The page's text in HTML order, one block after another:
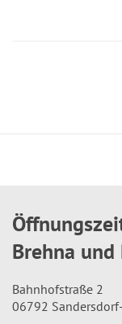
Brehna und
Bahnhofstraße 2
06792